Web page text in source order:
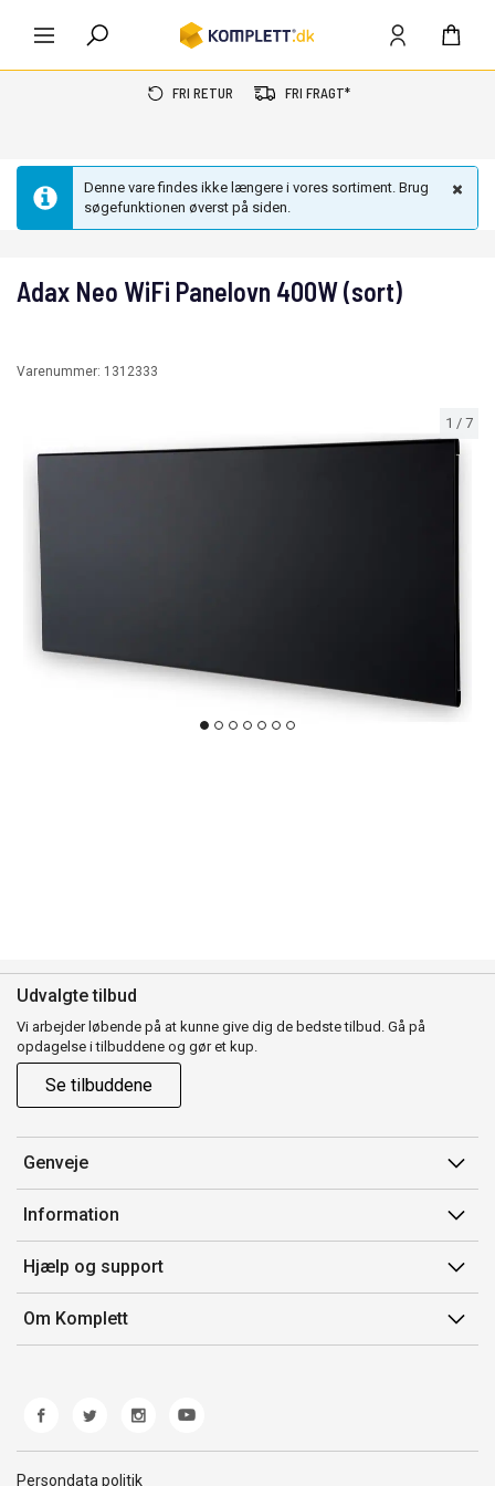
FRI RETUR FRI FRAGT*
Denne vare findes ikke længere i vores sortiment. Brug
søgefunktionen øverst på siden.
1 / 7
Adax Neo WiFi Panelovn 400W (sort)
Varenummer: 1312333
Udvalgte tilbud
Vi arbejder løbende på at kunne give dig de bedste tilbud. Gå på
opdagelse i tilbuddene og gør et kup.
Se tilbuddene
Genveje
Min side
Ordrehistorik
Gavekort
Information
Salgsbetingelser
Mærker/producent
Fortrydelsesret
Hjælp og support
Kontakt os
Kundeservice
Fejl/Mangler
Fragt og levering
Om Komplett
Persondata politik